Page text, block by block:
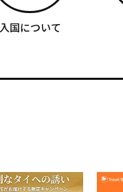
入国について